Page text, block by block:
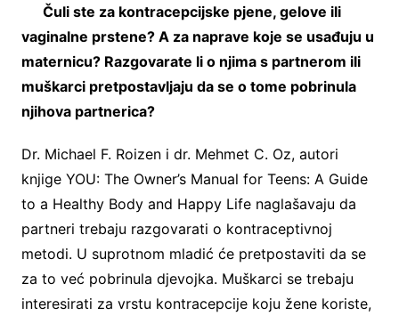
Čuli ste za kontracepcijske pjene, gelove ili
vaginalne prstene? A za naprave koje se usađuju u
maternicu? Razgovarate li o njima s partnerom ili
muškarci pretpostavljaju da se o tome pobrinula
njihova partnerica?
Dr. Michael F. Roizen i dr. Mehmet C. Oz, autori
knjige YOU: The Owner’s Manual for Teens: A Guide
to a Healthy Body and Happy Life naglašavaju da
partneri trebaju razgovarati o kontraceptivnoj
metodi. U suprotnom mladić će pretpostaviti da se
za to već pobrinula djevojka. Muškarci se trebaju
interesirati za vrstu kontracepcije koju žene koriste,